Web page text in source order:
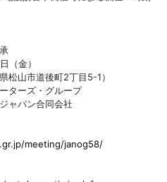
（金）
松山市道後町2丁目5-1）
ターズ・グループ
ャパン合同会社
meeting/janog58/